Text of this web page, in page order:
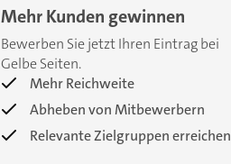
Mehr Kunden gewinnen
Bewerben Sie jetzt Ihren Eintrag bei
Gelbe Seiten.
Mehr Reichweite
Abheben von Mitbewerbern
Relevante Zielgruppen erreichen